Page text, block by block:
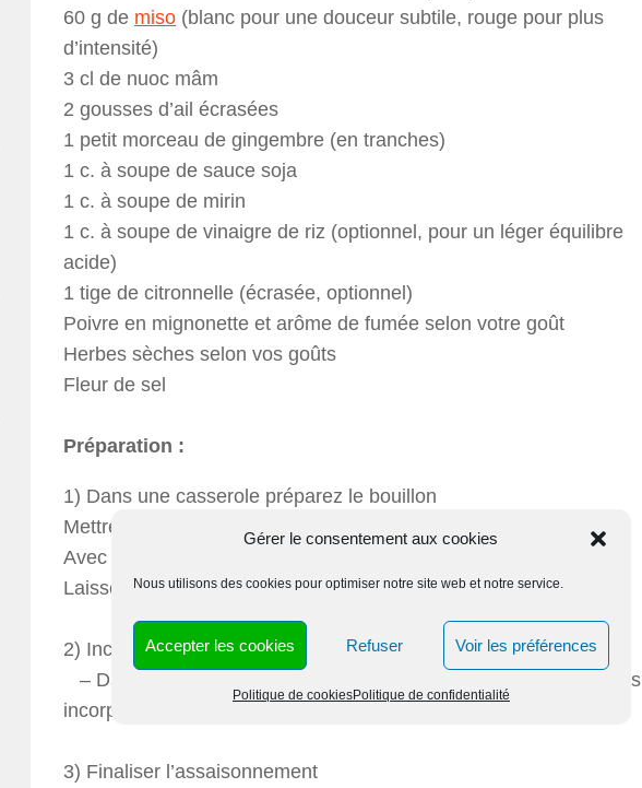
Gérer le consentement aux cookies
Nous utilisons des cookies pour optimiser notre site web et notre service.
Accepter les cookies Refuser Voir les préférences
Politique de cookiesPolitique de confidentialité
60 g de miso (blanc pour une douceur subtile, rouge pour plus
d’intensité)
3 cl de nuoc mâm
2 gousses d’ail écrasées
1 petit morceau de gingembre (en tranches)
1 c. à soupe de sauce soja
1 c. à soupe de mirin
1 c. à soupe de vinaigre de riz (optionnel, pour un léger équilibre
acide)
1 tige de citronnelle (écrasée, optionnel)
Poivre en mignonette et arôme de fumée selon votre goût
Herbes sèches selon vos goûts
Fleur de sel
Préparation :
1) Dans une casserole préparez le bouillon
Mettre à bouillir l’eau additionné de bouillon de bœuf (50%)
Avec l’ail, le gingembre émincés, la citronnelle ciselée
Laisser refroidir sous les 80°C).
2) Incorporer le miso
– Dans un bol, diluer le miso avec un peu de bouillon chaud puis
incorporer au bouillon sans faire bouillir.
3) Finaliser l’assaisonnement